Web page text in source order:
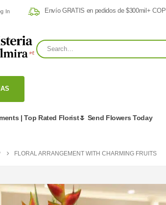
In Envío GRATIS en pedidos de $300mil+ COP
| Top Rated Florist🌷 Send Flowers Today
FLORAL ARRANGEMENT WITH CHARMING FRUITS